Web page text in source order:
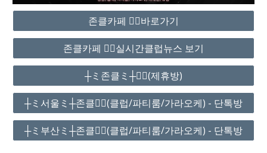
존클카페 ❤️‍🔥바로가기
존클카페 ❤️‍🔥실시간클럽뉴스 보기
┼ミ존클ミ┼❤️‍🔥(제휴방)
┼ミ서울ミ┼존클❤️‍🔥(클럽/파티룸/가라오케) - 단톡방
┼ミ부산ミ┼존클❤️‍🔥(클럽/파티룸/가라오케) - 단톡방